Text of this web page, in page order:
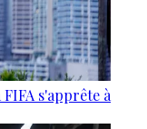
s'apprête à